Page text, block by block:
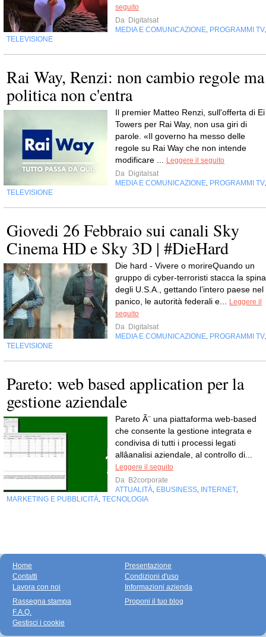
seguito
Da Digitalsat
MEDIA E COMUNICAZIONE PROGRAMMI TV
TELEVISIONE
Rai Way, Renzi: non cambio regole ma
politica non c'entra
Il premier Matteo Renzi, sull'offerta di Ei
Towers per Rai Way, non usa giri di
parole. «Il governo ha messo delle
regole su Rai Way che non intende
modificare ...
Leggere il seguito
Da Digitalsat
MEDIA E COMUNICAZIONE PROGRAMMI TV
TELEVISIONE
Giovedi 26 Febbraio sui canali Sky
Cinema HD e Sky 3D | #DieHard
Die hard - Vivere o morireQuando un
gruppo di cyber-terroristi stacca la spina
degli U.S.A., gettando l’intero paese nel
panico, le autorità federali e...
Leggere il
seguito
Da Digitalsat
MEDIA E COMUNICAZIONE PROGRAMMI TV
TELEVISIONE
Pareto: web based application per la
gestione aziendale
Pareto Ã¨ una piattaforma web-based
che consente la gestione integrata e
condivisa di tutti i processi legati
allâanalisi aziendale, al controllo di...
Leggere il seguito
Da B2corporate
ATTUALITÀ EBUSINESS INTERNET
MARKETING E PUBBLICITÀ TECNOLOGIA
Home
Contatti
Lavora con noi
Presentazione
Condizioni d'uso
Informazioni azienda
Rassegna stampa
F.A.Q.
Gestisci i cookie
Proponi il tuo blog